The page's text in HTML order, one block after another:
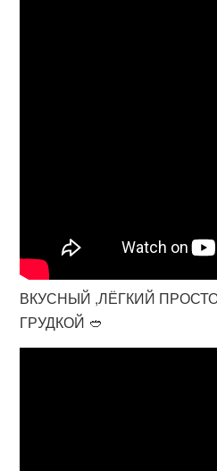
ВКУСНЫЙ ,ЛЁГКИЙ
ГРУДКОЙ 🥙